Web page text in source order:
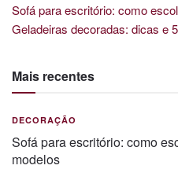
Sofá para escritório: como
Geladeiras decoradas: dicas e
Mais recentes
DECORAÇÃO
Sofá para escritório: como
modelos